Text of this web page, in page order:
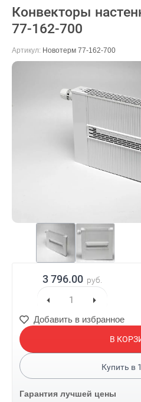
Конвекторы
77-162-700
Артикул: Новотерм 77-162-700
Добавить в избранное
3 796.00 руб.
В
Купить в 1
Гарантия лучшей цены